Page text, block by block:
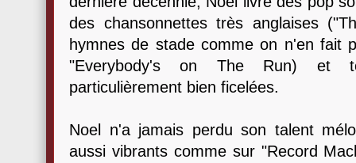
des chansonnettes très anglaises
hymnes de stade comme on n'en fait
"Everybody's on The Run) et
particulièrement bien ficelées.
Noel n'a jamais perdu son talent
aussi vibrants comme sur "Record